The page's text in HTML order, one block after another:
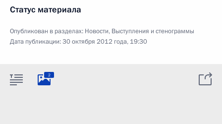
Статус материала
Опубликован в разделах: Новости, Выступления и стенограммы
Дата публикации:30 октября 2012 года, 19:30
2